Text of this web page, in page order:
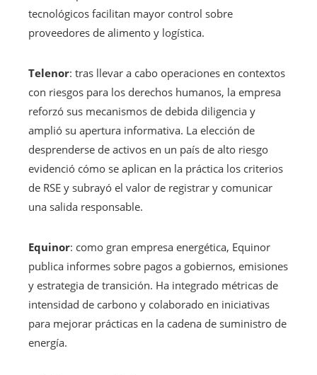
tecnológicos facilitan mayor control sobre
proveedores de alimento y logística.
Telenor: tras llevar a cabo operaciones en contextos
con riesgos para los derechos humanos, la empresa
reforzó sus mecanismos de debida diligencia y
amplió su apertura informativa. La elección de
desprenderse de activos en un país de alto riesgo
evidenció cómo se aplican en la práctica los criterios
de RSE y subrayó el valor de registrar y comunicar
una salida responsable.
Equinor: como gran empresa energética, Equinor
publica informes sobre pagos a gobiernos, emisiones
y estrategia de transición. Ha integrado métricas de
intensidad de carbono y colaborado en iniciativas
para mejorar prácticas en la cadena de suministro de
energía.